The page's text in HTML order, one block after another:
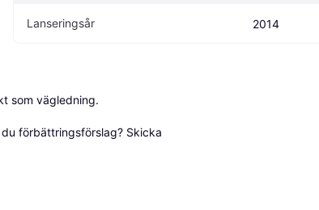
Lanseringsår 2014
som vägledning.
förbättringsförslag? Skicka